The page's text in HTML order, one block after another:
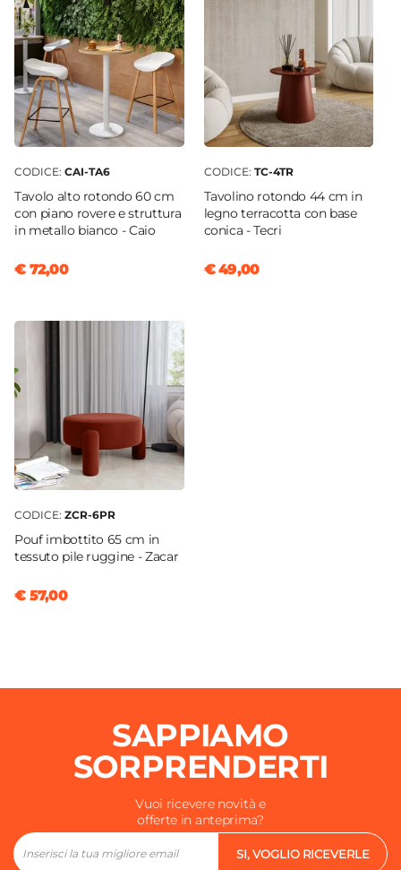
CODICE: CAI-TA6
Tavolo alto rotondo 60 cm
con piano rovere e struttura
in metallo bianco - Caio
€ 72,00
CODICE: TC-4TR
Tavolino rotondo 44 cm in
legno terracotta con base
conica - Tecri
€ 49,00
CODICE: ZCR-6PR
Pouf imbottito 65 cm in
tessuto pile ruggine - Zacar
€ 57,00
SAPPIAMO
SORPRENDERTI
Vuoi ricevere novità e
offerte in anteprima?
SI, VOGLIO RICEVERLE